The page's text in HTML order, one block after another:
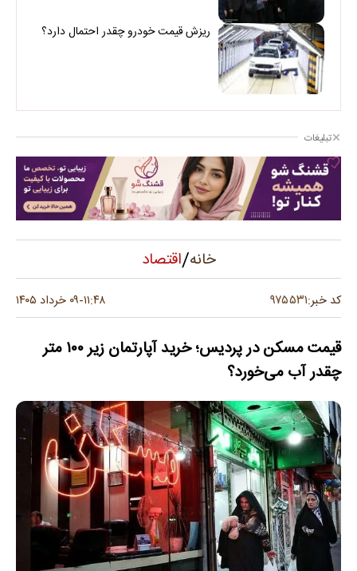
ریزش قیمت خودرو چقدر احتمال دارد؟
تبلیغات
خانه/اقتصاد
کد خبر:۹۷۵۵۳۱ ۱۱:۴۸-۰۹ خرداد ۱۴۰۵
قیمت مسکن در پردیس؛ خرید آپارتمان زیر ۱۰۰ متر
چقدر آب می‌خورد؟